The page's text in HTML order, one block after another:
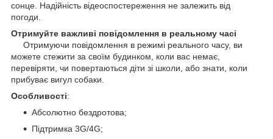
сонце. Надійність відеоспостереження не залежить від
погоди.
Отримуйте важливі повідомлення в реальному часі
Отримуючи повідомлення в режимі реального часу, ви
можете стежити за своїм будинком, коли вас немає,
перевіряти, чи повертаються діти зі школи, або знати, коли
прибуває вигул собаки.
Особливості:
Абсолютно бездротова;
Підтримка 3G/4G;